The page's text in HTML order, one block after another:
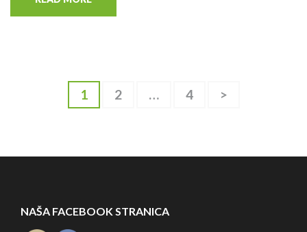
Navigacija
člancima
Page
1 Page
2 … Page
4 >
NAŠA FACEBOOK STRANICA